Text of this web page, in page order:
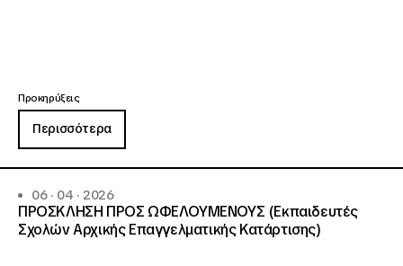
Προκηρύξεις
Περισσότερα
06 · 04 · 2026
ΠΡΟΣΚΛΗΣΗ ΠΡΟΣ ΩΦΕΛΟΥΜΕΝΟΥΣ (Εκπαιδευτές
Σχολών Αρχικής Επαγγελματικής Κατάρτισης)